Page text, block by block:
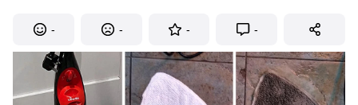
- - - -